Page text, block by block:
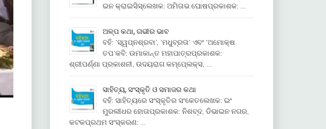
ଇନ କ୍ରାଇସିସ୍ଲେଖକ: ଅମିତାଭ ଘୋଷପ୍ରକାଶକ: …
ଅଳ୍ପ କଥା, ଗଭୀର ଭାବ
ବହି: ‘ସ୍ୱପ୍ନଶ୍ରବା’, ‘ମଧୁବ୍ରତା’ ଏବଂ ‘ଅମୋକ୍ଷ
ତପ’କବି: ଉମାକାନ୍ତ ମହାପାତ୍ରପ୍ରକାଶକ:
ଶ୍ରୀପର୍ଣ୍ଣା ପ୍ରକାଶନୀ, ଉଦୟରାଗ କମ୍ପେ୍ଲକ୍ସ, …
ସାହିତ୍ୟ, ସଂସ୍କୃତି ଓ ସମାଜର କଥା
ବହି: ସାହିତ୍ୟରେ ସଂସ୍କୃତିର ସଂକେତଲେଖକ: ଇଂ
ମୁରଲୀଧର ହୋତାପ୍ରକାଶକ: ନିଶବ୍ଦ, ଡିଭାଇନ ନଗର,
କଟକପ୍ରଥମ ସଂସ୍କରଣ: …